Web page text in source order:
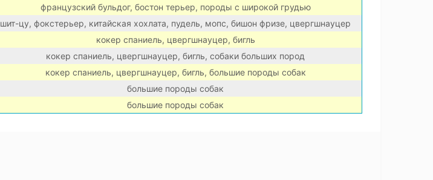
французский бульдог, бостон терьер, породы с широкой грудью
шит-цу, фокстерьер, китайская хохлата, пудель, мопс, бишон фризе, цвергшнауцер
кокер спаниель, цвергшнауцер, бигль
кокер спаниель, цвергшнауцер, бигль, собаки больших пород
кокер спаниель, цвергшнауцер, бигль, большие породы собак
большие породы собак
большие породы собак